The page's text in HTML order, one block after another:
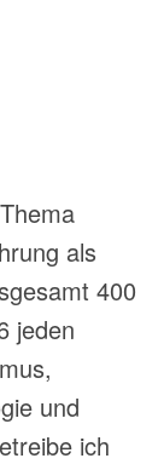
als
400
jeden
und
ich